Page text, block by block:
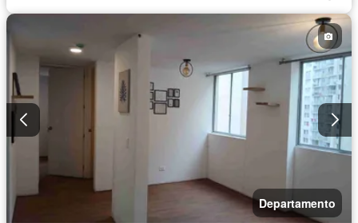
Departamento